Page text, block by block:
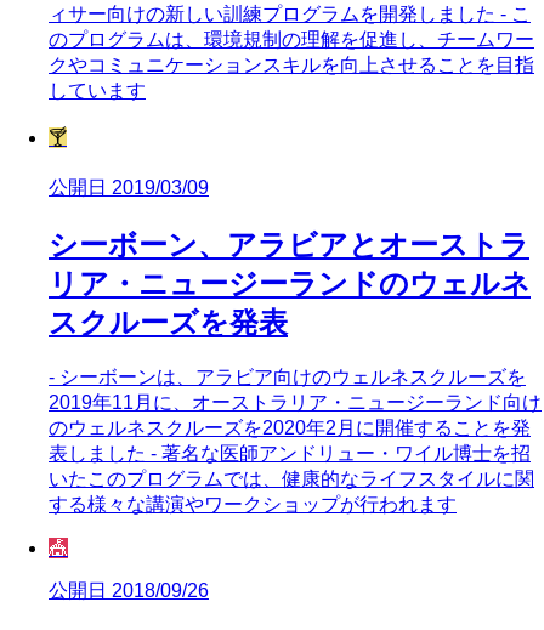
ィサー向けの新しい訓練プログラムを開発しました - こ
のプログラムは、環境規制の理解を促進し、チームワー
クやコミュニケーションスキルを向上させることを目指
しています
🍸
公開日 2019/03/09
シーボーン、アラビアとオーストラ
リア・ニュージーランドのウェルネ
スクルーズを発表
- シーボーンは、アラビア向けのウェルネスクルーズを
2019年11月に、オーストラリア・ニュージーランド向け
のウェルネスクルーズを2020年2月に開催することを発
表しました - 著名な医師アンドリュー・ワイル博士を招
いたこのプログラムでは、健康的なライフスタイルに関
する様々な講演やワークショップが行われます
🎪
公開日 2018/09/26